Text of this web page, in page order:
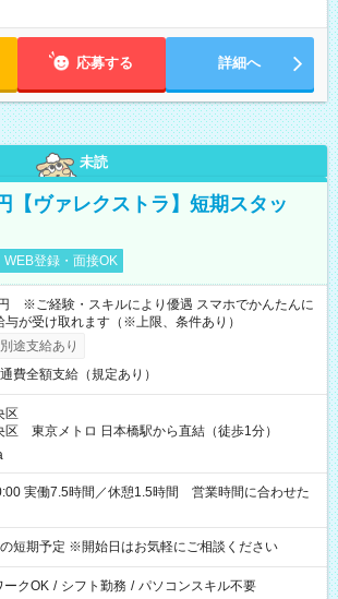
応募する 詳細へ
未読
【ヴァレクストラ】短期スタッ
WEB登録・面接OK
※ご経験・スキルにより優遇 スマホでかんたんに
与が受け取れます（※上限、条件あり）
途支給あり
費全額支給（規定あり）
区
区 東京メトロ 日本橋駅から直結（徒歩1分）
間に合わせた
短期予定 ※開始日はお気軽にご相談ください
ークOK / シフト勤務 / パソコンスキル不要